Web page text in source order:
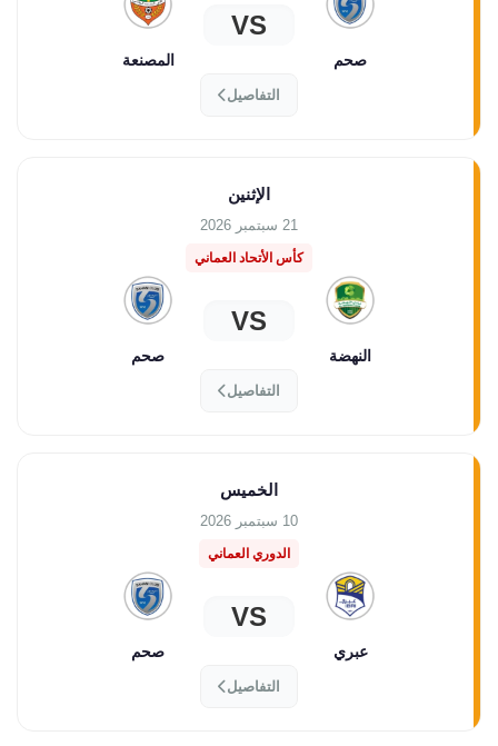
صحم
VS
المصنعة
التفاصيل
الإثنين
21 سبتمبر 2026
كأس الأتحاد العماني
النهضة
VS
صحم
التفاصيل
الخميس
10 سبتمبر 2026
الدوري العماني
عبري
VS
صحم
التفاصيل